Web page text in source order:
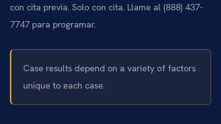
con cita previa. Solo con cita. Llame al (888) 437-
7747 para programar.
Case results depend on a variety of factors
unique to each case.